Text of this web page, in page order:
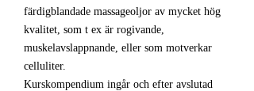
färdigblandade massageoljor av mycket hög
kvalitet, som t ex är rogivande,
muskelavslappnande, eller som motverkar
celluliter.
Kurskompendium ingår och efter avslutad